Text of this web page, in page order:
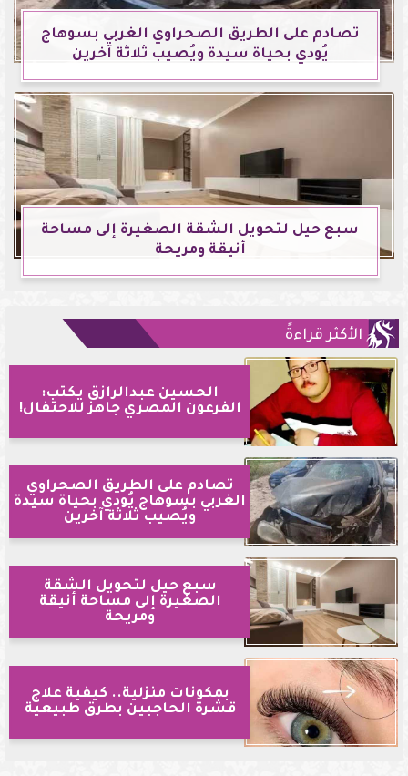
تصادم على الطريق الصحراوي الغربي بسوهاج
يُودي بحياة سيدة ويُصيب ثلاثة آخرين
سبع حيل لتحويل الشقة الصغيرة إلى مساحة
أنيقة ومريحة
الأكثر قراءةً
الحسين عبدالرازق يكتب:
الفرعون المصري جاهز للاحتفال!
تصادم على الطريق الصحراوي
الغربي بسوهاج يُودي بحياة سيدة
ويُصيب ثلاثة آخرين
سبع حيل لتحويل الشقة
الصغيرة إلى مساحة أنيقة
ومريحة
بمكونات منزلية.. كيفية علاج
قشرة الحاجبين بطرق طبيعية